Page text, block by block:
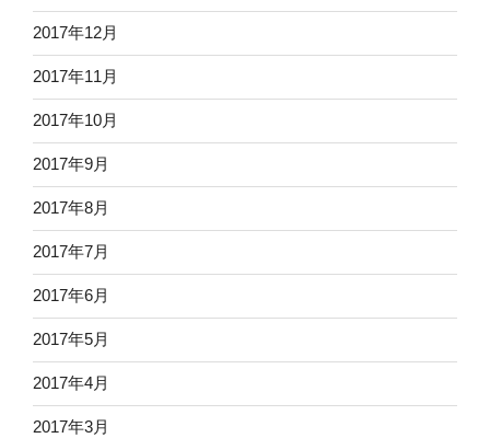
2017年12月
2017年11月
2017年10月
2017年9月
2017年8月
2017年7月
2017年6月
2017年5月
2017年4月
2017年3月